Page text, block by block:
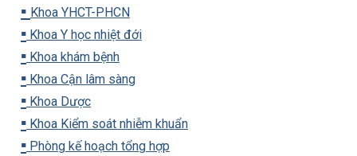
▪️ Khoa YHCT-PHCN
▪️ Khoa Y học nhiệt đới
▪️ Khoa khám bệnh
▪️ Khoa Cận lâm sàng
▪️ Khoa Dược
▪️ Khoa Kiểm soát nhiễm khuẩn
▪️ Phòng kế hoạch tổng hợp